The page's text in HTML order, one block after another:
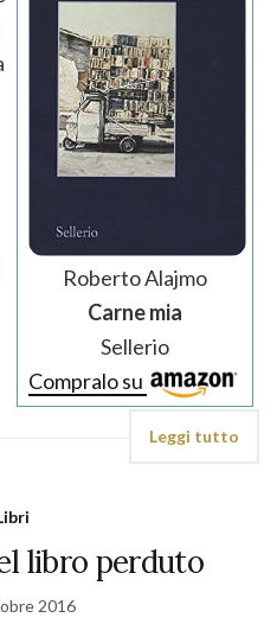
Roberto Alajmo
Carne mia
Sellerio
Compralo su
Leggi tutto
libro perduto
2016